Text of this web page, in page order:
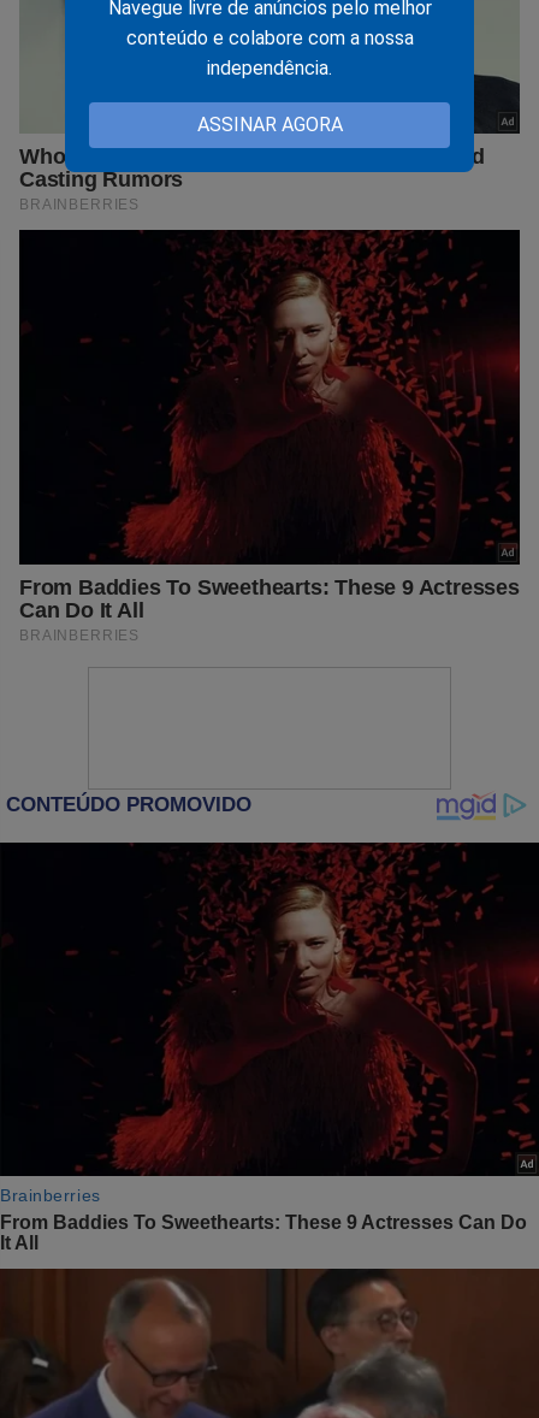
Navegue livre de anúncios pelo melhor
conteúdo e colabore com a nossa
independência.
ASSINAR AGORA